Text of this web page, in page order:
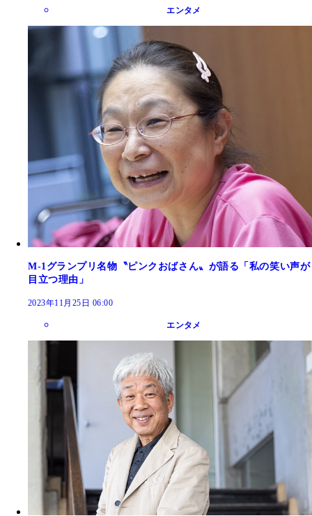
エンタメ
M-1グランプリ名物〝ピンクおばさん〟が語る「私の笑い声が
目立つ理由」
2023年11月25日 06:00
エンタメ